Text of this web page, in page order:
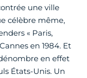
une ville
célèbre même,
« Paris,
en 1984. Et
en effet
États-Unis. Un